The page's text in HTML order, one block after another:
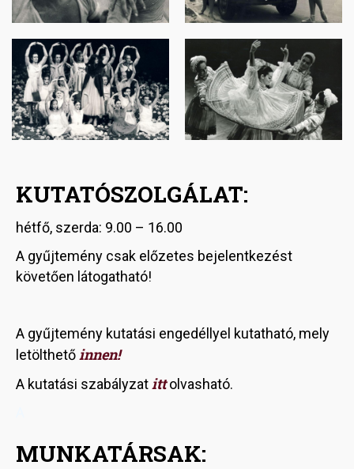
Image Image
KUTATÓSZOLGÁLAT:
hétfő, szerda: 9.00 – 16.00
A gyűjtemény csak előzetes bejelentkezést
követően látogatható!
A gyűjtemény kutatási engedéllyel kutatható, mely
letölthetőinnen!
A kutatási szabályzatitt olvasható.
MUNKATÁRSAK: